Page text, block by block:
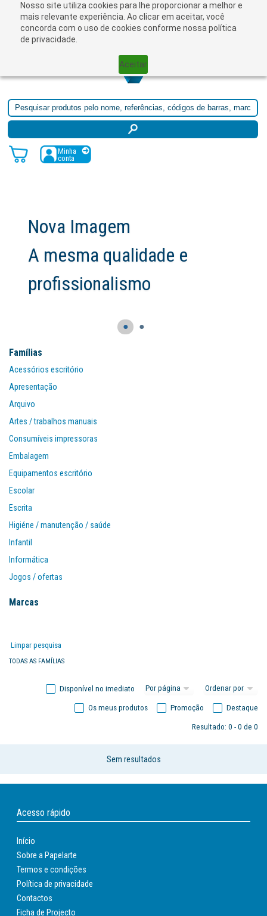
Nosso site utiliza cookies para lhe proporcionar a melhor e
mais relevante experiência. Ao clicar em aceitar, você
concorda com o uso de cookies conforme nossa política
de privacidade.
Aceitar
Minha
conta
Nova Imagem
A mesma qualidade e
profissionalismo
● ●
Famílias
Acessórios escritório
Apresentação
Arquivo
Artes / trabalhos manuais
Consumíveis impressoras
Embalagem
Equipamentos escritório
Escolar
Escrita
Higiéne / manutenção / saúde
Infantil
Informática
Jogos / ofertas
Papelarte
Marcas
Limpar pesquisa
TODAS AS FAMÍLIAS
Disponível no imediato
Destaque
Promoção
Os meus produtos
Resultado: 0 - 0 de 0
Sem resultados
Acesso rápido
Início
Sobre a Papelarte
Termos e condições
Política de privacidade
Contactos
Ficha de Projecto